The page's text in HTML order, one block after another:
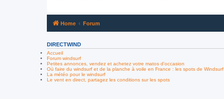
Home Forum
DIRECTWIND
Accueil
Forum windsurf
Petites annonces, vendez et achetez votre matos d'occasion
Où faire du windsurf et de la planche à voile en France : les spots de Windsurf
La météo pour le windsurf
Le vent en direct, partagez les conditions sur les spots